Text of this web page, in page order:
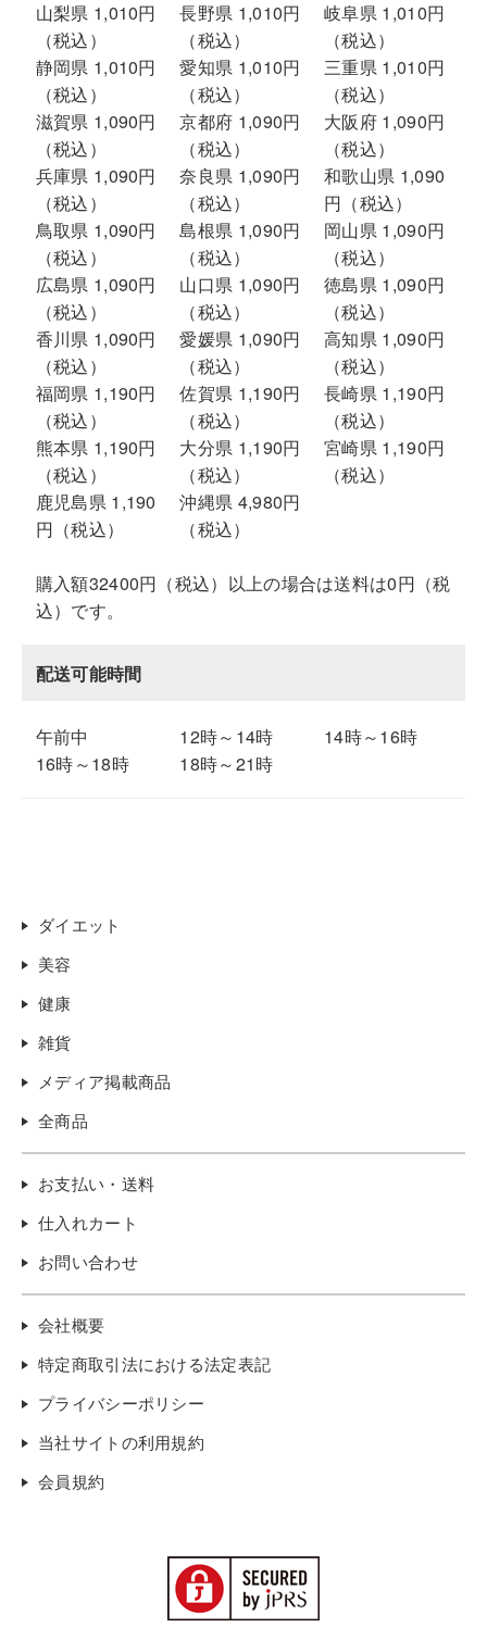
山梨県 1,010円
（税込）
長野県 1,010円
（税込）
岐阜県 1,010円
（税込）
静岡県 1,010円
（税込）
愛知県 1,010円
（税込）
三重県 1,010円
（税込）
滋賀県 1,090円
（税込）
京都府 1,090円
（税込）
大阪府 1,090円
（税込）
兵庫県 1,090円
（税込）
奈良県 1,090円
（税込）
和歌山県 1,090
円（税込）
鳥取県 1,090円
（税込）
島根県 1,090円
（税込）
岡山県 1,090円
（税込）
広島県 1,090円
（税込）
山口県 1,090円
（税込）
徳島県 1,090円
（税込）
香川県 1,090円
（税込）
愛媛県 1,090円
（税込）
高知県 1,090円
（税込）
福岡県 1,190円
（税込）
佐賀県 1,190円
（税込）
長崎県 1,190円
（税込）
熊本県 1,190円
（税込）
大分県 1,190円
（税込）
宮崎県 1,190円
（税込）
鹿児島県 1,190
円（税込）
沖縄県 4,980円
（税込）
購入額32400円（税込）以上の場合は送料は0円（税
込）です。
配送可能時間
午前中 12時～14時
14時～16時
16時～18時
18時～21時
ダイエット
美容
健康
雑貨
メディア掲載商品
全商品
お支払い・送料
仕入れカート
お問い合わせ
会社概要
特定商取引法における法定表記
プライバシーポリシー
当社サイトの利用規約
会員規約